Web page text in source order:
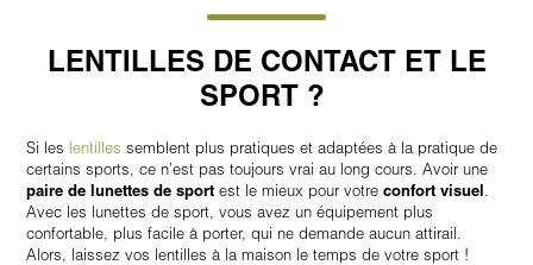
LENTILLES DE CONTACT ET LE
SPORT ?
Si les lentilles semblent plus pratiques et adaptées à la pratique de
certains sports, ce n’est pas toujours vrai au long cours. Avoir une
paire de lunettes de sport est le mieux pour votreconfort visuel.
Avec les lunettes de sport, vous avez un équipement plus
confortable, plus facile à porter, qui ne demande aucun attirail.
Alors, laissez vos lentilles à la maison le temps de votre sport !